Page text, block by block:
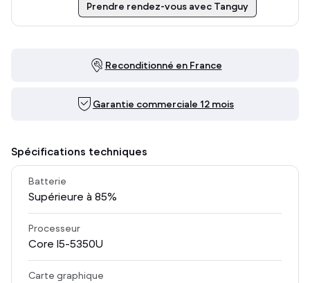
Prendre rendez-vous avec Tanguy
Reconditionné en France
Garantie commerciale 12 mois
Spécifications techniques
Batterie
Supérieure à 85%
Processeur
Core I5-5350U
Carte graphique